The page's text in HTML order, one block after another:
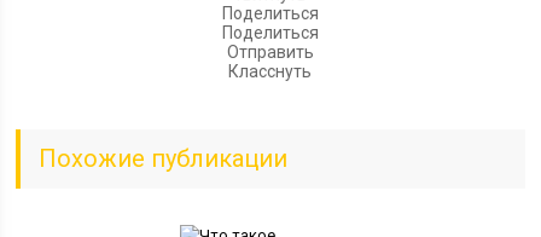
Поделиться
Поделиться
Отправить
Класснуть
Похожие публикации